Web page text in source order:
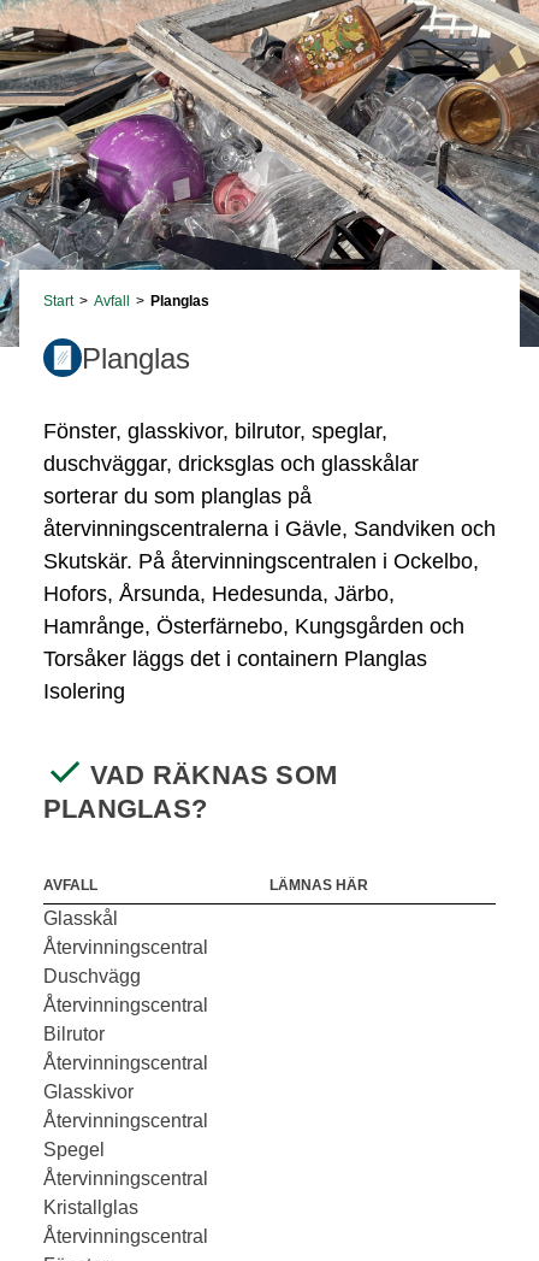
Start > Avfall > Planglas
Planglas
Fönster, glasskivor, bilrutor, speglar,
duschväggar, dricksglas och glasskålar
sorterar du som planglas på
återvinningscentralerna i Gävle, Sandviken och
Skutskär. På återvinningscentralen i Ockelbo,
Hofors, Årsunda, Hedesunda, Järbo,
Hamrånge, Österfärnebo, Kungsgården och
Torsåker läggs det i containern Planglas
Isolering
VAD RÄKNAS SOM
PLANGLAS?
AVFALL LÄMNAS HÄR
Glasskål
Återvinningscentral
Duschvägg
Återvinningscentral
Bilrutor
Återvinningscentral
Glasskivor
Återvinningscentral
Spegel
Återvinningscentral
Kristallglas
Återvinningscentral